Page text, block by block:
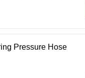
Pressure Hose